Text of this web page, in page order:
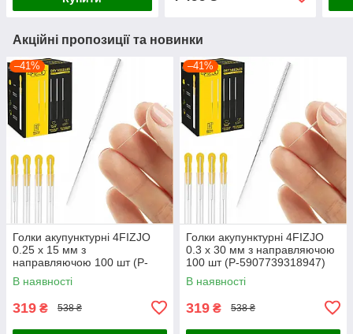
Акційні пропозиції та новинки
–41%
Голки акупунктурні 4FIZJO
0.25 х 15 мм з
направляючою 100 шт (P-
5907739318923)
В наявності
319 ₴ 538 ₴
–41%
Голки акупунктурні 4FIZJO
0.3 х 30 мм з направляючою
100 шт (P-5907739318947)
В наявності
319 ₴ 538 ₴